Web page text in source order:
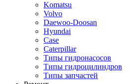
Komatsu
Volvo
Daewoo-Doosan
Hyundai
Case
Caterpillar
Типы гидронасосов
Типы гидроцилиндров
Типы запчастей